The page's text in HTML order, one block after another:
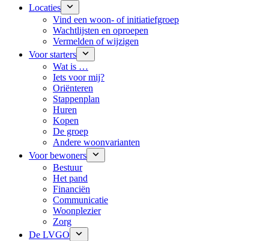
Locaties
Vind een woon- of initiatiefgroep
Wachtlijsten en oproepen
Vermelden of wijzigen
Voor starters
Wat is …
Iets voor mij?
Oriënteren
Stappenplan
Huren
Kopen
De groep
Andere woonvarianten
Voor bewoners
Bestuur
Het pand
Financiën
Communicatie
Woonplezier
Zorg
De LVGO